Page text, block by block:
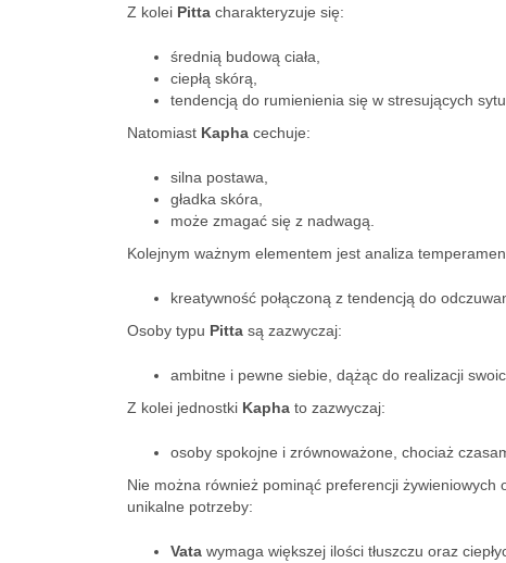
Z kolei Pitta charakteryzuje się:
średnią budową ciała,
ciepłą skórą,
tendencją do rumienienia się w stresujących
Natomiast Kapha cechuje:
silna postawa,
gładka skóra,
może zmagać się z nadwagą.
Kolejnym ważnym elementem jest analiza
kreatywność połączoną z tendencją do
Osoby typu Pitta są zazwyczaj:
ambitne i pewne siebie, dążąc do realizacji
Z kolei jednostki Kapha to zazwyczaj:
osoby spokojne i zrównoważone, chociaż
Nie można również pominąć preferencji
unikalne potrzeby:
Vata wymaga większej ilości tłuszczu oraz